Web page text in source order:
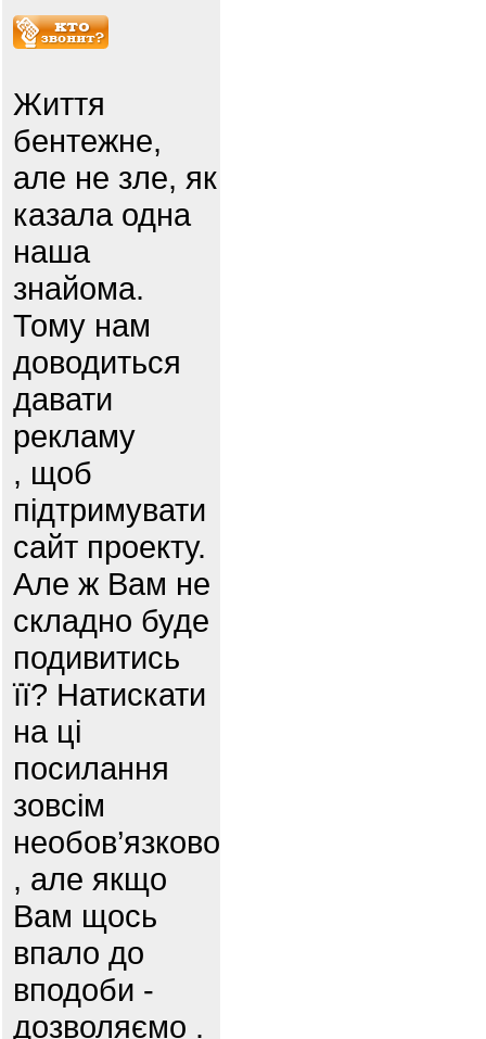
Життя
бентежне,
але не зле, як
казала одна
наша
знайома.
Тому нам
доводиться
давати
рекламу
, щоб
підтримувати
сайт проекту.
Але ж Вам не
складно буде
подивитись
її? Натискати
на ці
посилання
зовсім
необов’язково
, але якщо
Вам щось
впало до
вподоби -
дозволяємо .